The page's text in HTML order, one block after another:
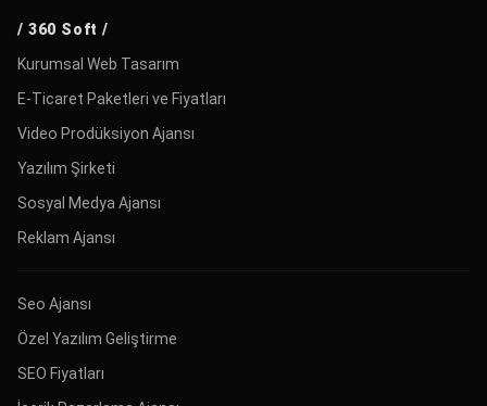
/ 360 Soft /
Kurumsal Web Tasarım
E-Ticaret Paketleri ve Fiyatları
Video Prodüksiyon Ajansı
Yazılım Şirketi
Sosyal Medya Ajansı
Reklam Ajansı
Seo Ajansı
Özel Yazılım Geliştirme
SEO Fiyatları